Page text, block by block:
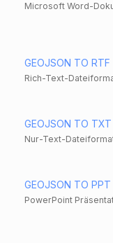
Microsoft Word-
GEOJSON TO RTF
Rich-Text-
GEOJSON TO TXT
Nur-Text-
GEOJSON TO PPT
PowerPoint